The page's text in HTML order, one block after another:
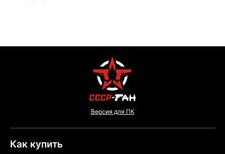
Версия для ПК
Как купить